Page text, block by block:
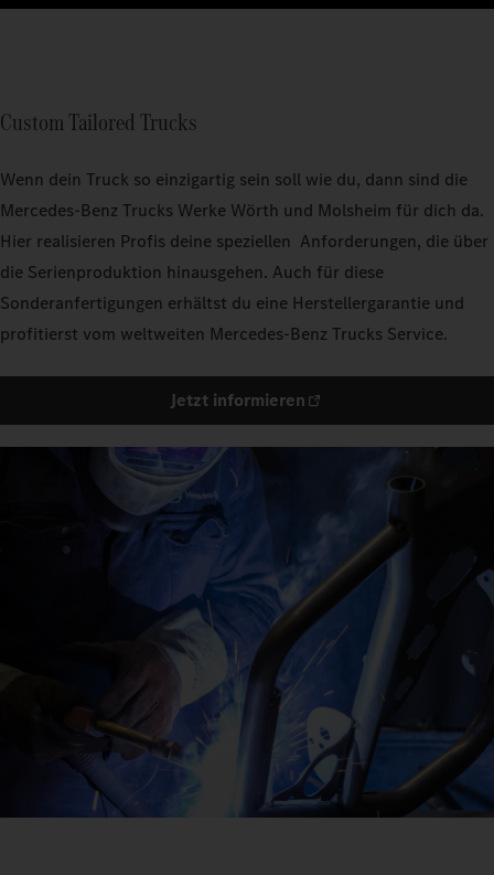
Custom Tailored Trucks
Wenn dein Truck so einzigartig sein soll wie du, dann sind die
Mercedes‑Benz Trucks Werke Wörth und Molsheim für dich da.
Hier realisieren Profis deine speziellen Anforderungen, die über
die Serienproduktion hinausgehen. Auch für diese
Sonderanfertigungen erhältst du eine Herstellergarantie und
profitierst vom weltweiten Mercedes-Benz Trucks Service.
Jetzt informieren